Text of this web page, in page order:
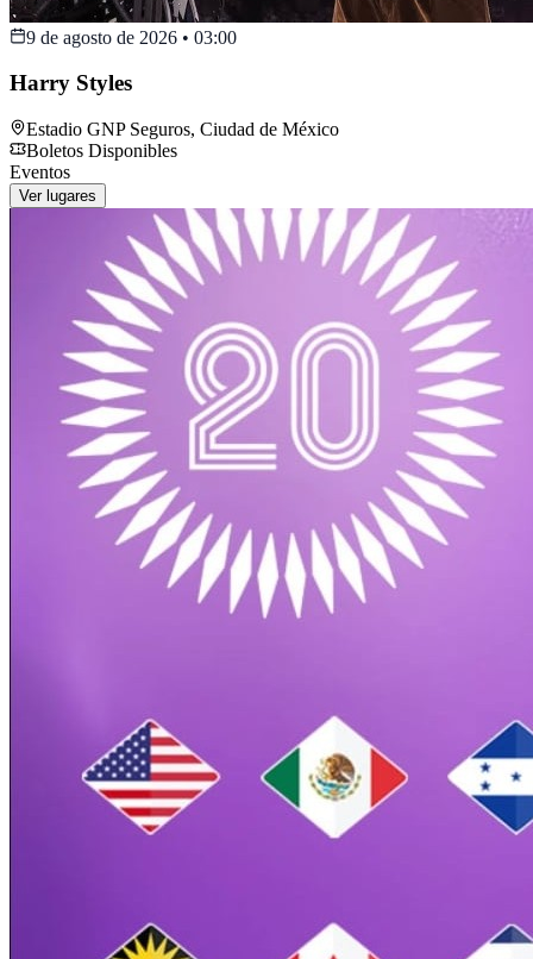
9 de agosto de 2026 • 03:00
Harry Styles
Estadio GNP Seguros, Ciudad de México
Boletos Disponibles
Eventos
Ver lugares